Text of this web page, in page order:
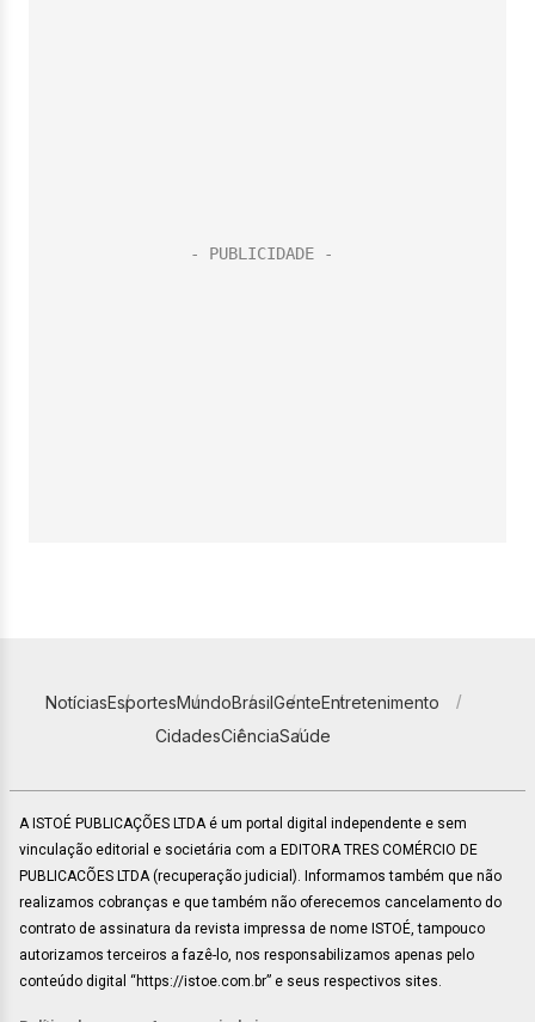
NotíciasEsportesMundoBrasilGenteEntretenimento
CidadesCiênciaSaúde
A ISTOÉ PUBLICAÇÕES LTDA é um portal digital independente e sem
vinculação editorial e societária com a EDITORA TRES COMÉRCIO DE
PUBLICACÕES LTDA (recuperação judicial). Informamos também que não
realizamos cobranças e que também não oferecemos cancelamento do
contrato de assinatura da revista impressa de nome ISTOÉ, tampouco
autorizamos terceiros a fazê-lo, nos responsabilizamos apenas pelo
conteúdo digital “https://istoe.com.br” e seus respectivos sites.